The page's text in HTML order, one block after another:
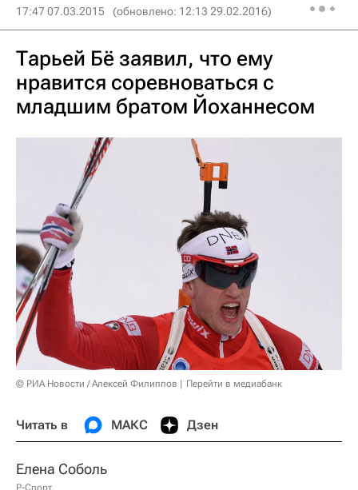
17:47 07.03.2015 (обновлено: 12:13 29.02.2016)
Тарьей Бё заявил, что ему
нравится соревноваться с
младшим братом Йоханнесом
© РИА Новости / Алексей Филиппов Перейти в медиабанк
Читать в МАКС Дзен
Елена Соболь
Р-Спорт